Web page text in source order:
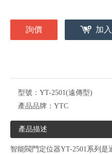
詢價 加
型號： YT-2501(遠傳型)
產品品牌： YTC
產品描述
智能閥門定位器YT-2501系列